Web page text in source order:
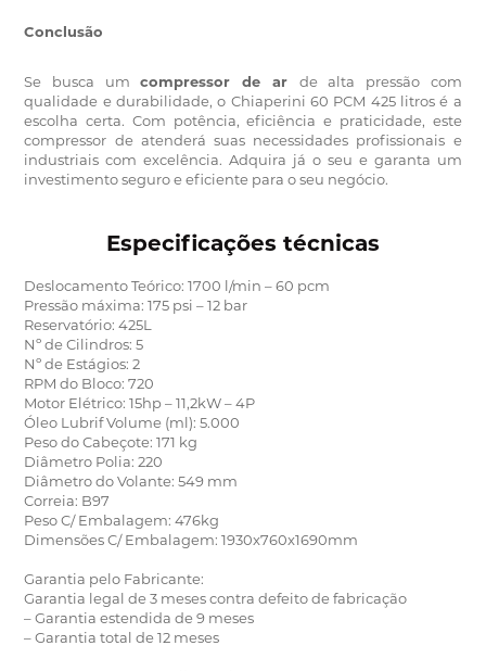
Conclusão
Se busca umcompressor de ar de alta pressão com
qualidade e durabilidade, o Chiaperini 60 PCM 425 litros é a
escolha certa. Com potência, eficiência e praticidade, este
compressor de atenderá suas necessidades profissionais e
industriais com excelência.Adquira já o seu e garanta um
investimento seguro e eficiente para o seu negócio.
Especificações técnicas
Deslocamento Teórico: 1700 l/min – 60 pcm
Pressão máxima: 175 psi – 12 bar
Reservatório: 425L
Nº de Cilindros: 5
Nº de Estágios: 2
RPM do Bloco: 720
Motor Elétrico: 15hp – 11,2kW – 4P
Óleo Lubrif Volume (ml): 5.000
Peso do Cabeçote: 171 kg
Diâmetro Polia: 220
Diâmetro do Volante: 549 mm
Correia: B97
Peso C/ Embalagem: 476kg
Dimensões C/ Embalagem: 1930x760x1690mm
Garantia pelo Fabricante:
Garantia legal de 3 meses contra defeito de fabricação
– Garantia estendida de 9 meses
– Garantia total de 12 meses